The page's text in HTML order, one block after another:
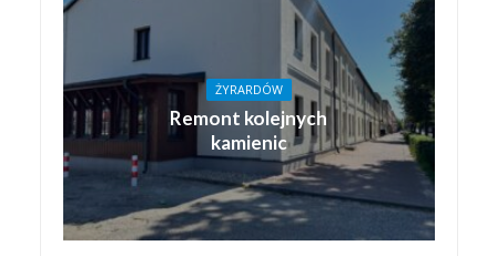
ŻYRARDÓW
Remont kolejnych
kamienic